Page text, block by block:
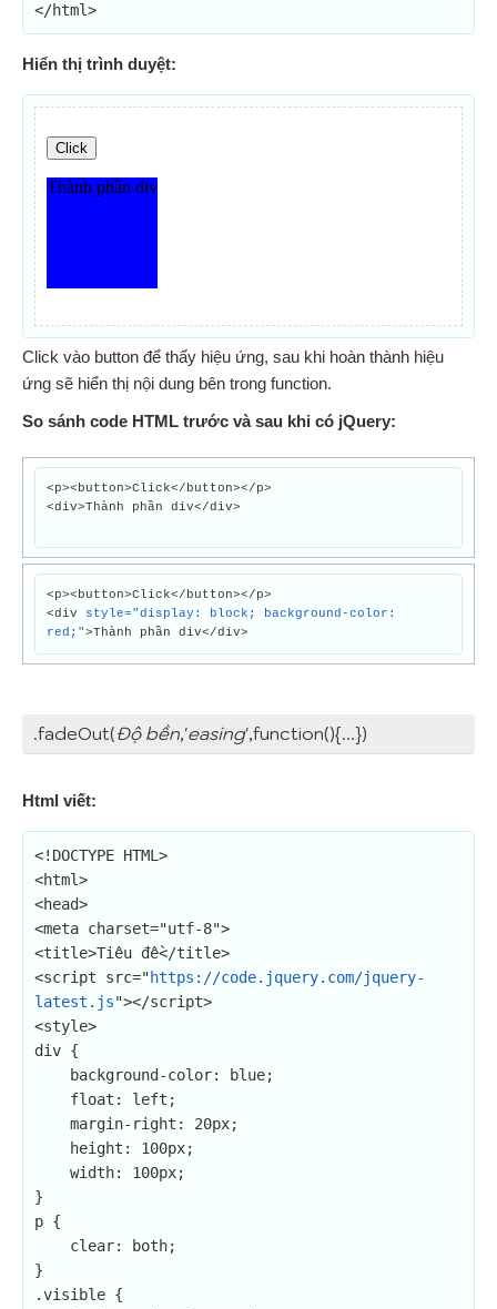
</html>
Hiển thị trình duyệt:
Click vào button để thấy hiệu ứng, sau khi hoàn thành hiệu
ứng sẽ hiển thị nội dung bên trong function.
So sánh code HTML trước và sau khi có jQuery:
<p><button>Click</button></p>
<div>Thành phần div</div>
<p><button>Click</button></p>
<div style="display: block; background-color:
red;">Thành phần div</div>
.fadeOut(Độ bền,'easing',function(){...})
Html viết:
<!DOCTYPE HTML>
<html>
<head>
<meta charset="utf-8">
<title>Tiêu đề</title>
<script src="https://code.jquery.com/jquery-
latest.js"></script>
<style>
div {
}
p {
}
.visible {